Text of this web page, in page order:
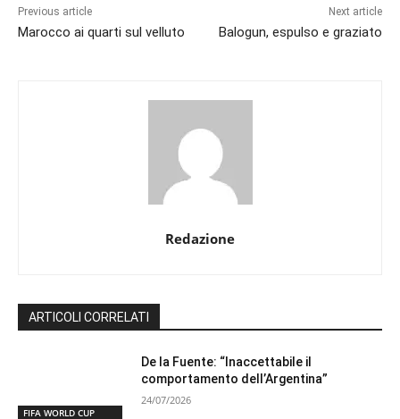
Previous article
Marocco ai quarti sul velluto
Next article
Balogun, espulso e graziato
Redazione
ARTICOLI CORRELATI
FIFA WORLD CUP
De la Fuente: “Inaccettabile il
comportamento dell’Argentina”
24/07/2026